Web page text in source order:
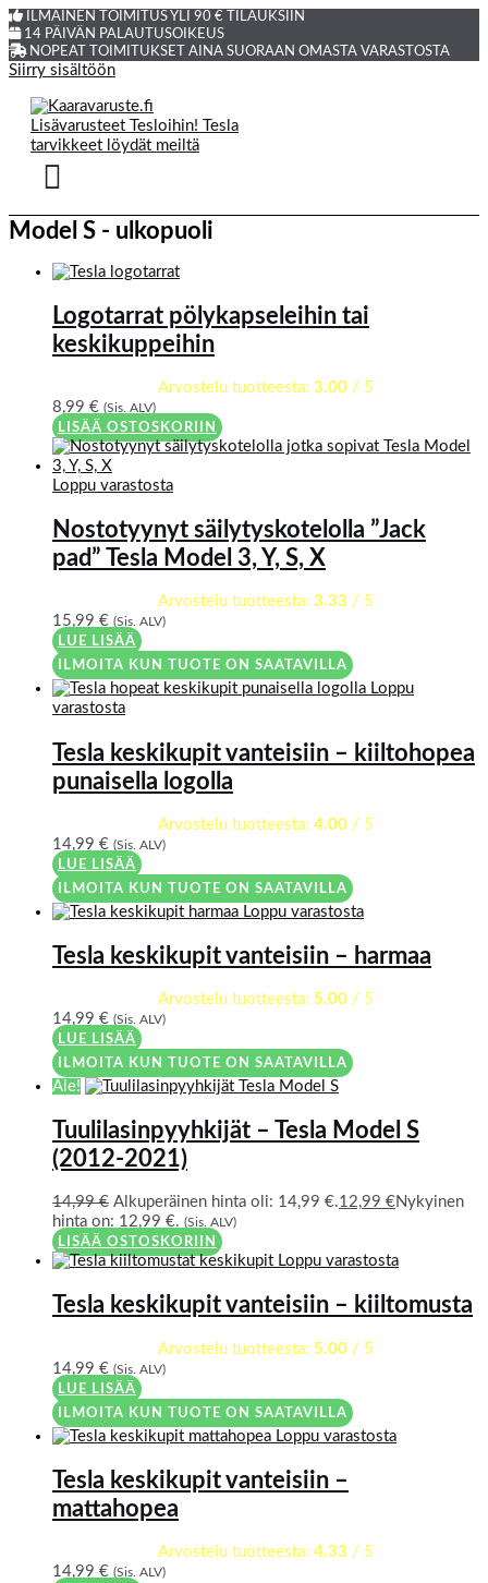
ILMAINEN TOIMITUS YLI 90 € TILAUKSIIN
14 PÄIVÄN PALAUTUSOIKEUS
NOPEAT TOIMITUKSET AINA SUORAAN OMASTA VARASTOSTA
Siirry sisältöön
Model S - ulkopuoli
Logotarrat pölykapseleihin tai
keskikuppeihin
Arvostelu tuotteesta: 3.00 / 5
8,99 € (Sis. ALV)
LISÄÄ OSTOSKORIIN
Loppu varastosta
Nostotyynyt säilytyskotelolla ”Jack
pad” Tesla Model 3, Y, S, X
Arvostelu tuotteesta: 3.33 / 5
15,99 € (Sis. ALV)
LUE LISÄÄ
ILMOITA KUN TUOTE ON SAATAVILLA
Loppu
varastosta
Tesla keskikupit vanteisiin – kiiltohopea
punaisella logolla
Arvostelu tuotteesta: 4.00 / 5
14,99 € (Sis. ALV)
LUE LISÄÄ
ILMOITA KUN TUOTE ON SAATAVILLA
Loppu varastosta
Tesla keskikupit vanteisiin – harmaa
Arvostelu tuotteesta: 5.00 / 5
14,99 € (Sis. ALV)
LUE LISÄÄ
ILMOITA KUN TUOTE ON SAATAVILLA
Ale!
Tuulilasinpyyhkijät – Tesla Model S
(2012-2021)
14,99€ Alkuperäinen hinta oli: 14,99 €.12,99 €Nykyinen
hinta on: 12,99 €. (Sis. ALV)
LISÄÄ OSTOSKORIIN
Loppu varastosta
Tesla keskikupit vanteisiin – kiiltomusta
Arvostelu tuotteesta: 5.00 / 5
14,99 € (Sis. ALV)
LUE LISÄÄ
ILMOITA KUN TUOTE ON SAATAVILLA
Loppu varastosta
Tesla keskikupit vanteisiin –
mattahopea
Arvostelu tuotteesta: 4.33 / 5
14,99 € (Sis. ALV)